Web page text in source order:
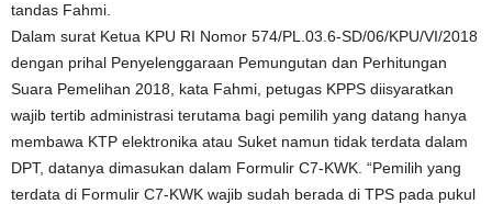
tandas Fahmi.
Dalam surat Ketua KPU RI Nomor 574/PL.03.6-SD/06/KPU/VI/2018
dengan prihal Penyelenggaraan Pemungutan dan Perhitungan
Suara Pemelihan 2018, kata Fahmi, petugas KPPS diisyaratkan
wajib tertib administrasi terutama bagi pemilih yang datang hanya
membawa KTP elektronika atau Suket namun tidak terdata dalam
DPT, datanya dimasukan dalam Formulir C7-KWK. “Pemilih yang
terdata di Formulir C7-KWK wajib sudah berada di TPS pada pukul